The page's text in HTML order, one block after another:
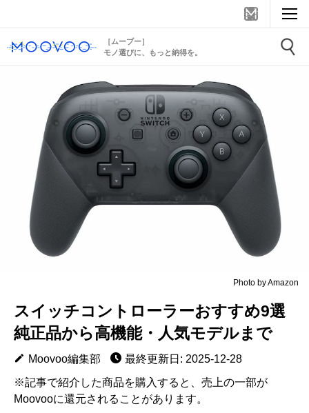
［ムーブー］
モノ選びに、もっと納得を。
Photo by Amazon
スイッチコントローラーおすすめ9選
純正品から高機能・人気モデルまで
Moovoo編集部
最終更新日: 2025-12-28
※記事で紹介した商品を購入すると、売上の一部が
Moovooに還元されることがあります。